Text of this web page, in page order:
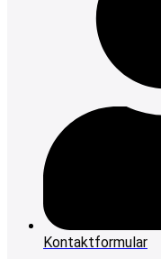
Kontaktformular